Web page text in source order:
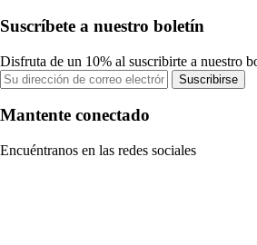
Suscríbete a nuestro boletín
Disfruta de un 10% al suscribirte a nuestro
Suscribirse
Mantente conectado
Encuéntranos en las redes sociales